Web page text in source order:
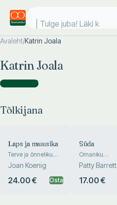
Tulge juba! Läki ko
Avaleht/Katrin Joala
Katrin Joala
Tõlkijana )
Tõlkijana
Laps ja muusika
Terve ja õnneliku
lapse kasvatamine
muusika abil
Joan Koenig
24.00 € Osta
Süda
Omaniku
käsiraamat
Patty Barrett
17.00 €